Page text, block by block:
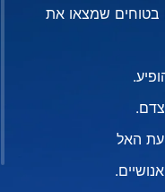
שמצאו את
האל